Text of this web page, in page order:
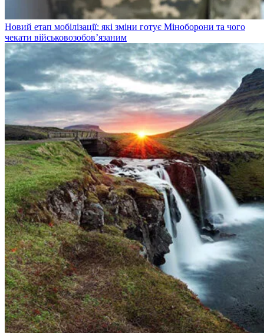
Новий етап мобілізації: які зміни готує Міноборони та чого
чекати військовозобов’язаним